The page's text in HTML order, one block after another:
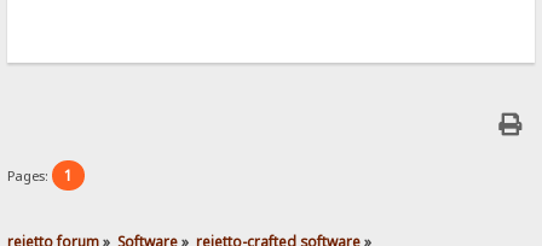
Pages: 1
rejetto forum» Software» rejetto-crafted software»